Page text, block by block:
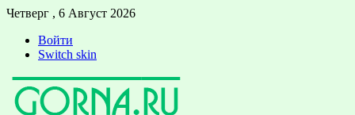
Четверг , 6 Август 2026
Войти
Switch skin